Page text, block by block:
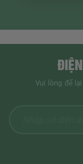
Vui lòng để